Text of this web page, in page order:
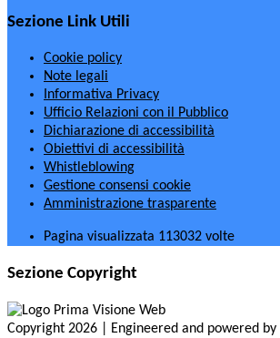
Sezione Link Utili
Cookie policy
Note legali
Informativa Privacy
Ufficio Relazioni con il Pubblico
Dichiarazione di accessibilità
Obiettivi di accessibilità
Whistleblowing
Gestione consensi cookie
Amministrazione trasparente
Pagina visualizzata 113032 volte
Sezione Copyright
Copyright 2026 | Engineered and powered by